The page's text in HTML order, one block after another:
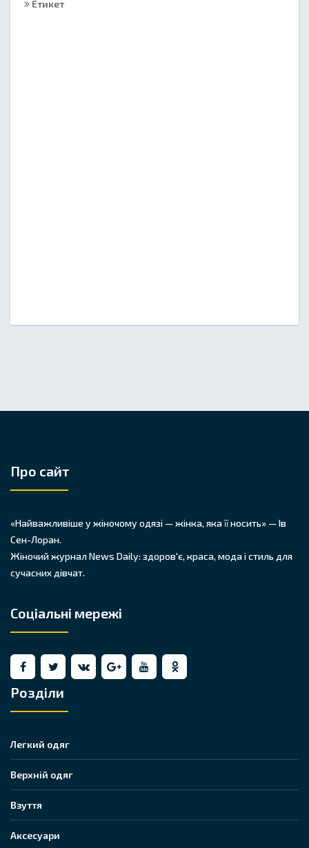
Етикет
Про сайт
«Найважливіше у жіночому одязі — жінка, яка її носить» — Ів
Сен-Лоран.
Жіночий журнал News Daily: здоров'є, краса, мода і стиль для
сучасних дівчат.
Соціальні мережі
Розділи
Легкий одяг
Верхній одяг
Взуття
Аксесуари